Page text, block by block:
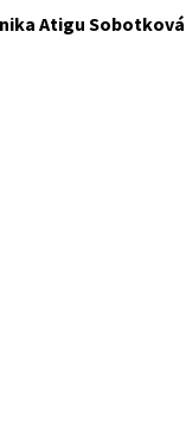
Atigu Sobotková